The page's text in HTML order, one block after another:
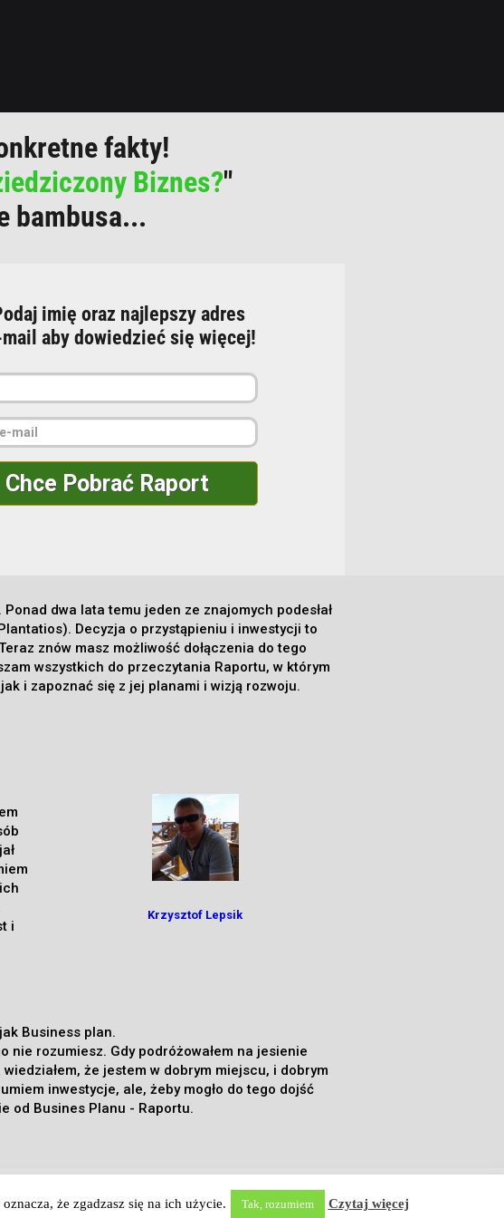
fakty!
Biznes?"
bambusa...
imię oraz najlepszy adres
aby dowiedzieć się więcej!
Chce Pobrać Raport
dwa lata temu jeden ze znajomych podesłał
Decyzja o przystąpieniu i inwestycji to
znów masz możliwość dołączenia do tego
wszystkich do przeczytania Raportu, w którym
i zapoznać się z jej planami i wizją rozwoju.
i
Krzysztof Lepsik
Business plan.
nie rozumiesz. Gdy podróżowałem na jesienie
że jestem w dobrym miejscu, i dobrym
inwestycje, ale, żeby mogło do tego dojść
od Busines Planu - Raportu.
Zgoda i Regulamin |
że zgadzasz się na ich użycie. Tak, rozumiem Czytaj więcej